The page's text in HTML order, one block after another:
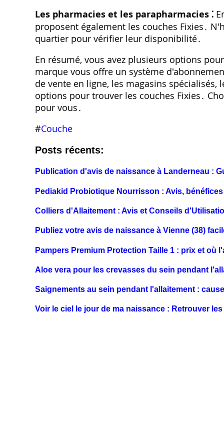
Les pharmacies et les parapharmacies ⁚
proposent également les couches Fixies․
quartier pour vérifier leur disponibilité․
En résumé‚ vous avez plusieurs options
marque vous offre un système
de vente en ligne‚ les magasins
options pour trouver les couches Fixies․
pour vous․
#Couche
Posts récents:
Publication d'avis de naissance à Landerneau :
Pediakid Probiotique Nourrisson : Avis,
Colliers d'Allaitement : Avis et Conseils
Publiez votre avis de naissance à Vienne (38)
Pampers Premium Protection Taille 1 : prix et où
Aloe vera pour les crevasses du sein pendant
Saignements au sein pendant l'allaitement :
Voir le ciel le jour de ma naissance : Retrouver